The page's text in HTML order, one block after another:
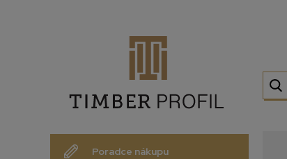
Poradce nákupu